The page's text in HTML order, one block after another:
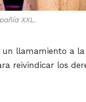
XXL.
un llamamiento a
reivindicar los